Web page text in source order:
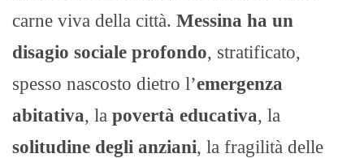
carne viva della città. Messina ha un
disagio sociale profondo, stratificato,
spesso nascosto dietro l’emergenza
abitativa, la povertà educativa, la
solitudine degli anziani, la fragilità delle